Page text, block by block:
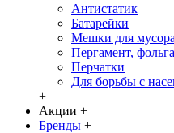
Антистатик
Батарейки
Мешки для мусора
Пергамент,
Перчатки
Для борьбы с
+
Акции +
Бренды +